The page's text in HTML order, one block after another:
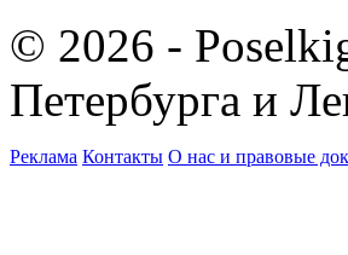
© 2026 -
Петербурга и
Реклама Контакты О нас и правовые